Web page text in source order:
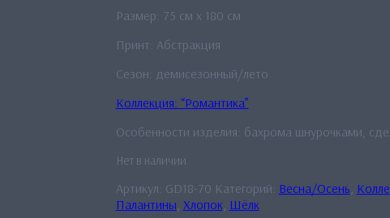
Размер: 75 см x 180 см
Принт: Абстракция
Сезон: демисезонный/лето
Коллекция: “Романтика”
Особенности изделия: бахрома шнурочками,
Нет в наличии
Артикул: GD18-70 Категорий: Весна/Осень
Палантины Хлопок, Шёлк